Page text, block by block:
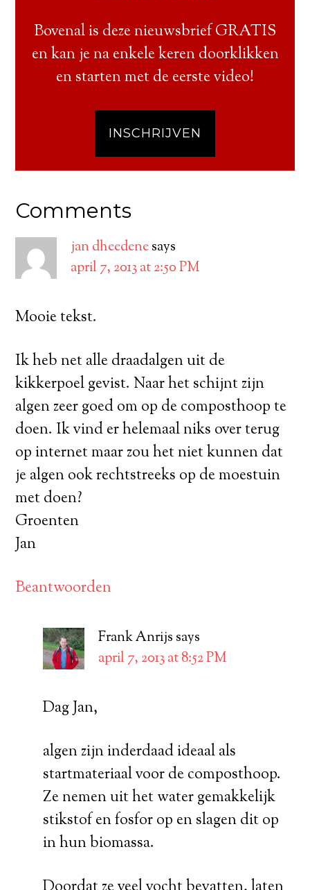
Bovenal is deze nieuwsbrief GRATIS
en kan je na enkele keren doorklikken
en starten met de eerste video!
INSCHRIJVEN
Comments
jan dheedenesays
april 7, 2013 at 2:50 PM
Mooie tekst.
Ik heb net alle draadalgen uit de
kikkerpoel gevist. Naar het schijnt zijn
algen zeer goed om op de composthoop te
doen. Ik vind er helemaal niks over terug
op internet maar zou het niet kunnen dat
je algen ook rechtstreeks op de moestuin
met doen?
Groenten
Jan
Beantwoorden
Frank Anrijs says
april 7, 2013 at 8:52 PM
Dag Jan,
algen zijn inderdaad ideaal als
startmateriaal voor de composthoop.
Ze nemen uit het water gemakkelijk
stikstof en fosfor op en slagen dit op
in hun biomassa.